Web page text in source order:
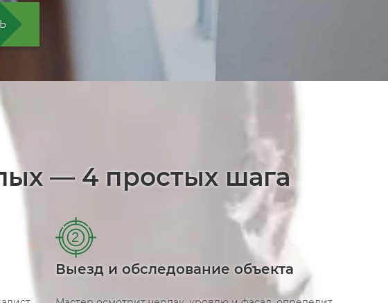
— 4 простых шага
2
Выезд и обследование объекта